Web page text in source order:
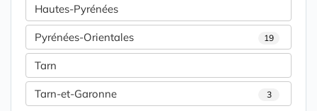
Hautes-Pyrénées
Pyrénées-Orientales 19
Tarn
Tarn-et-Garonne 3